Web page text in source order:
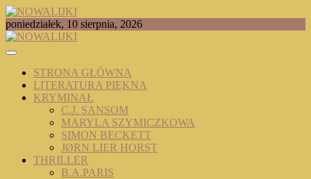
Skip
to
content
NOWALIJKI
TOMASZ RADOCHOŃSKI PISZE O KSIĄŻKACH
poniedziałek, 10 sierpnia, 2026
STRONA GŁÓWNA
LITERATURA PIĘKNA
KRYMINAŁ
C.J. SANSOM
MARYLA SZYMICZKOWA
SIMON BECKETT
JØRN LIER HORST
THRILLER
B.A.PARIS